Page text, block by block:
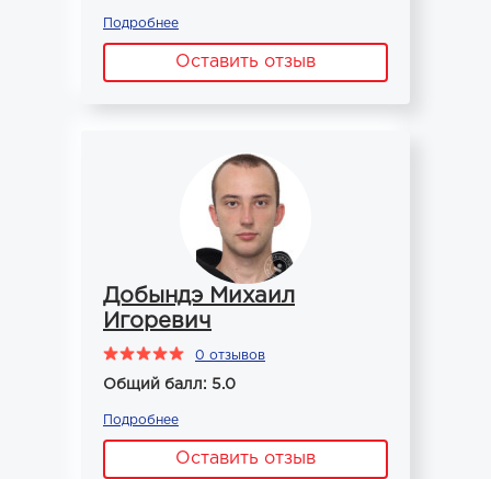
Подробнее
Оставить отзыв
Добындэ Михаил
Игоревич
0 отзывов
Общий балл: 5.0
Подробнее
Оставить отзыв